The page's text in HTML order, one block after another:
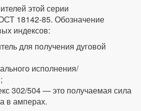
этой серии
18142-85. Обозначение
индексов:
для получения дуговой
исполнения/
302/504 — это получаемая сила
в амперах.